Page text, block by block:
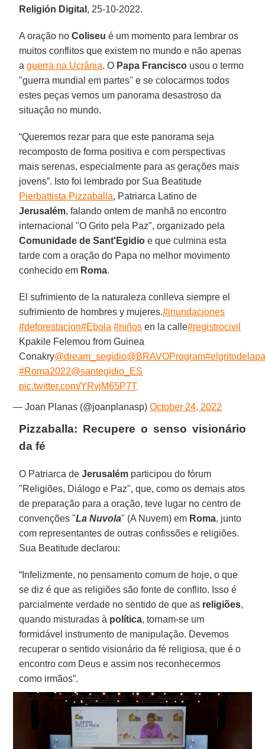
Religión Digital , 25-10-2022.
A oração noColiseu é um momento para lembrar os
muitos conflitos que existem no mundo e não apenas
aguerra na Ucrânia. O Papa Francisco usou o termo
"guerra mundial em partes" e se colocarmos todos
estes peças vemos um panorama desastroso da
situação no mundo.
“Queremos rezar para que este panorama seja
recomposto de forma positiva e com perspectivas
mais serenas, especialmente para as gerações mais
jovens”. Isto foi lembrado por Sua Beatitude
Pierbattista Pizzaballa, Patriarca Latino de
Jerusalém, falando ontem de manhã no encontro
internacional "O Grito pela Paz", organizado pela
Comunidade de Sant'Egidio e que culmina esta
tarde com a oração do Papa no melhor movimento
conhecido em Roma.
El sufrimiento de la naturaleza conlleva siempre el
sufrimiento de hombres y mujeres.#inundaciones
#deforestacion#Ebola #niños en la calle#registrocivil
Kpakile Felemou from Guinea
Conakry@dream_segidio@BRAVOProgram
#Roma2022@santegidio_ES
pic.twitter.com/YRvjM65P7T
— Joan Planas (@joanplanasp)October 24, 2022
Pizzaballa: Recupere o senso visionário
da fé
O Patriarca deJerusalém participou do fórum
"Religiões, Diálogo e Paz", que, como os demais atos
de preparação para a oração, teve lugar no centro de
convenções "La Nuvola" (A Nuvem) em Roma, junto
com representantes de outras confissões e religiões.
Sua Beatitude declarou:
“Infelizmente, no pensamento comum de hoje, o que
se diz é que as religiões são fonte de conflito. Isso é
parcialmente verdade no sentido de que as religiões,
quando misturadas à política, tornam-se um
formidável instrumento de manipulação. Devemos
recuperar o sentido visionário da fé religiosa, que é o
encontro com Deus e assim nos reconhecermos
como irmãos”.